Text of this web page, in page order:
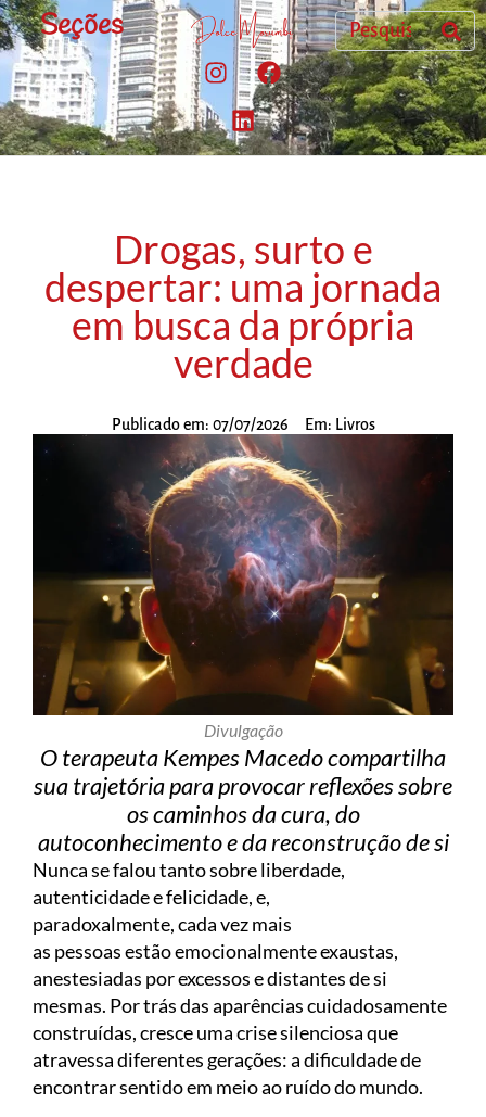
Seções
Drogas, surto e
despertar: uma jornada
em busca da própria
verdade
Publicado em: 07/07/2026 Em: Livros
Divulgação
O terapeuta Kempes Macedo compartilha
sua trajetória para provocar reflexões sobre
os caminhos da cura, do
autoconhecimento e da reconstrução de si
Nunca se falou tanto sobre liberdade,
autenticidade e felicidade, e,
paradoxalmente, cada vez mais
as pessoas estão emocionalmente exaustas,
anestesiadas por excessos e distantes de si
mesmas. Por trás das aparências cuidadosamente
construídas, cresce uma crise silenciosa que
atravessa diferentes gerações: a dificuldade de
encontrar sentido em meio ao ruído do mundo.